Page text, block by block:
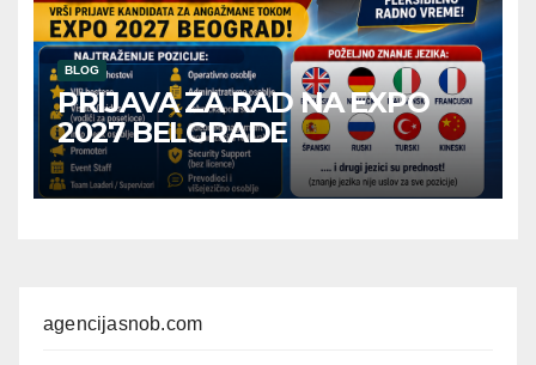
BLOG
PRIJAVA ZA RAD NA EXPO
2027 BELGRADE
agencijasnob.com